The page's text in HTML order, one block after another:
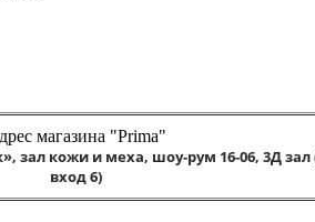
магазина "Prima"
зал кожи и меха, шоу-рум 16-06, 3Д
вход 6)